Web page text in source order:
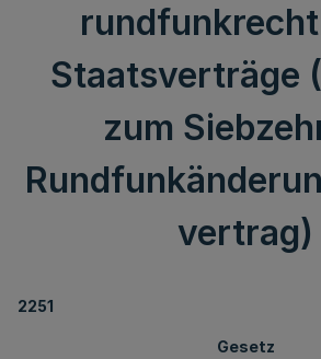
Staatsverträge
zum
vertrag)
2251
Gesetz